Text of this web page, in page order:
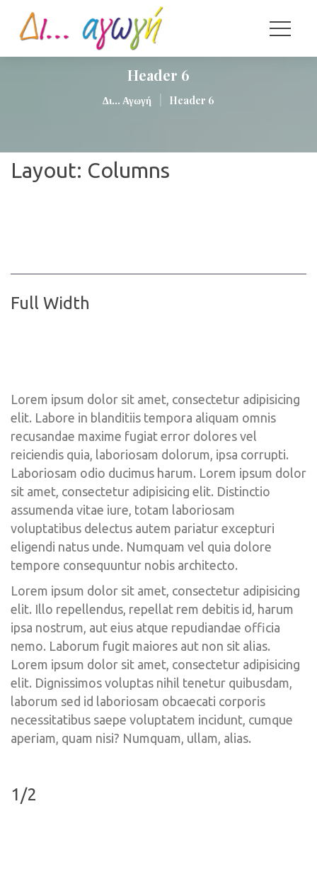
Header 6
Δι... Αγωγή Header 6
Layout: Column
Full Width
Lorem ipsum dolor sit amet, consectetur adipisicing
elit. Labore in blanditiis tempora aliquam omnis
recusandae maxime fugiat error dolores vel
reiciendis quia, laboriosam dolorum, ipsa corrupti.
Laboriosam odio ducimus harum. Lorem ipsum dolor
it amet, consectetur adipisicing elit. Distinctio
assumenda vitae iure, totam laboriosam
voluptatibus delectus autem pariatur excepturi
eligendi natus unde. Numquam vel quia dolore
tempore consequuntur nobis architecto.
Lorem ipsum dolor sit amet, consectetur adipisicing
elit. Illo repellendus, repellat rem debitis id, harum
ipsa nostrum, aut eius atque repudiandae officia
nemo. Laborum fugit maiores aut non sit alias.
Lorem ipsum dolor sit amet, consectetur adipisicing
elit. Dignissimos voluptas nihil tenetur quibusdam,
laborum sed id laboriosam obcaecati corporis
necessitatibus saepe voluptatem incidunt, cumque
aperiam, quam nisi? Numquam, ullam, alias.
1/2